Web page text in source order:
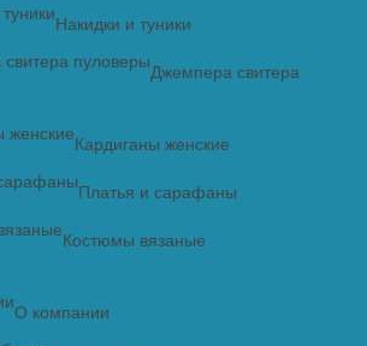
Накидки и туники
Джемпера свитера
Кардиганы женские
Платья и сарафаны
Костюмы вязаные
О компании